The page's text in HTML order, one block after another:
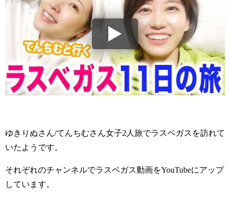
ゆきりぬさん/てんちむさん女子2人旅でラスベガスを訪れて
いたようです。
それぞれのチャンネルでラスベガス動画をYouTubeにアップ
しています。